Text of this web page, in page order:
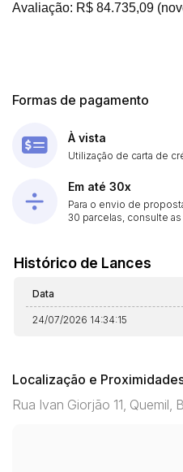
Avaliação: R$ 84.735,09
Formas de pagamento
À vista
Utilização de carta de
Em até 30x
Para o envio de
30 parcelas, consulte
Histórico de Lances
Data
24/07/2026 14:34:15
Localização e
Rua Ivan Giorjão 11, Quemil,